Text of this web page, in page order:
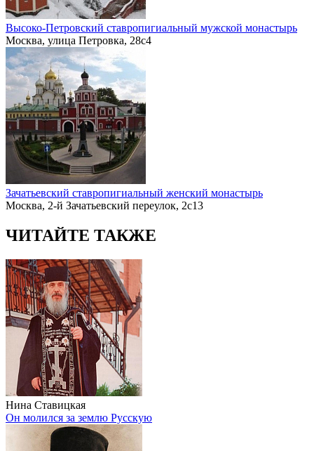
Высоко-Петровский ставропигиальный мужской монастырь
Москва, улица Петровка, 28с4
Зачатьевский ставропигиальный женский монастырь
Москва, 2-й Зачатьевский переулок, 2с13
ЧИТАЙТЕ ТАКЖЕ
Нина Ставицкая
Он молился за землю Русскую